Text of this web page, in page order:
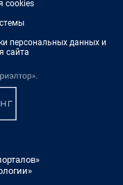
cookies
персональных данных и
сайта